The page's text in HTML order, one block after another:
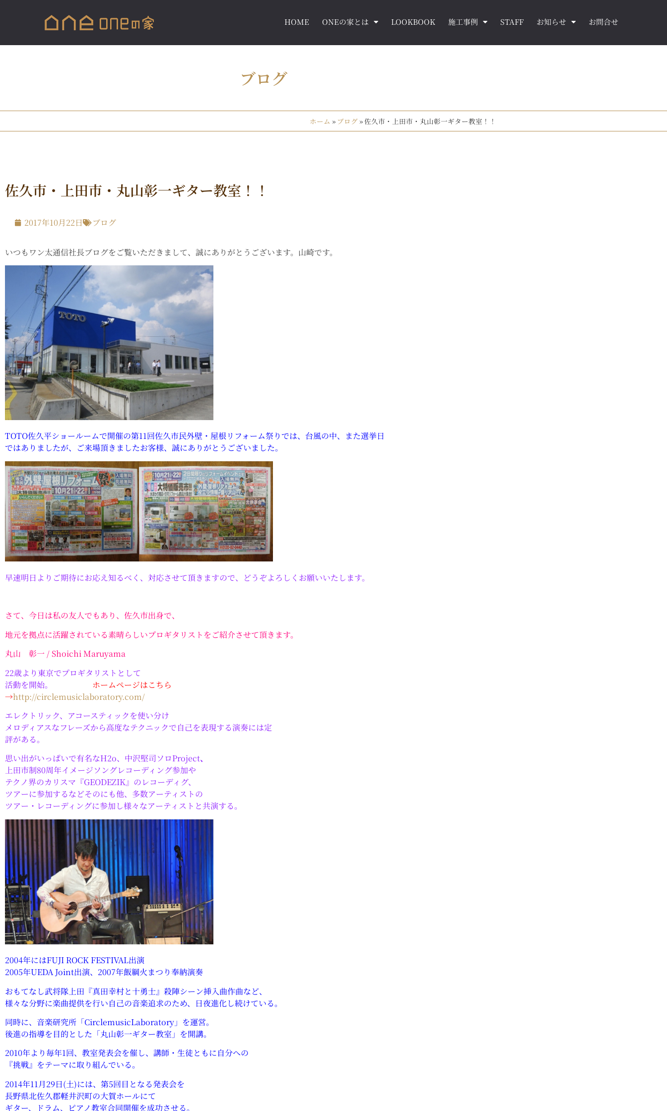
HOME ONEの家とは LOOKBOOK 施工事例 STAFF お知らせ お問合せ
ブログ
ホーム » ブログ»佐久市・上田市・丸山彰一ギター教室！！
佐久市・上田市・丸山彰一ギター教室！！
2017年10月22日 ブログ
いつもワン太通信社長ブログをご覧いただきまして、誠にありがとうございます。山崎です。
TOTO佐久平ショールームで開催の第11回佐久市民外壁・屋根リフォーム祭りでは、台風の中、また選挙日
ではありましたが、ご来場頂きましたお客様、誠にありがとうございました。
早速明日よりご期待にお応え知るべく、対応させて頂きますので、どうぞよろしくお願いいたします。
さて、今日は私の友人でもあり、佐久市出身で、
地元を拠点に活躍されている素晴らしいプロギタリストをご紹介させて頂きます。
丸山 彰一 / Shoichi Maruyama
22歳より東京でプロギタリストとして
活動を開始。 ホームページはこちら
→http://circlemusiclaboratory.com/
エレクトリック、アコースティックを使い分け
メロディアスなフレーズから高度なテクニックで自己を表現する演奏には定
評がある。
思い出がいっぱいで有名なH2o、中沢堅司ソロProject、
上田市制80周年イメージソングレコーディング参加や
テクノ界のカリスマ『GEODEZIK』のレコーディグ、
ツアーに参加するなどそのにも他、多数アーティストの
ツアー・レコーディングに参加し様々なアーティストと共演する。
2004年にはFUJI ROCK FESTIVAL出演
2005年UEDA Joint出演、2007年飯綱火まつり奉納演奏
おもてなし武将隊上田『真田幸村と十勇士』殺陣シーン挿入曲作曲など、
様々な分野に楽曲提供を行い自己の音楽追求のため、日夜進化し続けている。
同時に、音楽研究所「CirclemusicLaboratory」を運営。
後進の指導を目的とした「丸山彰一ギター教室」を開講。
2010年より毎年1回、教室発表会を催し、講師・生徒ともに自分への
『挑戦』をテーマに取り組んでいる。
2014年11月29日(土)には、第5回目となる発表会を
長野県北佐久郡軽井沢町の大賀ホールにて
ギター、ドラム、ピアノ教室合同開催を成功させる。